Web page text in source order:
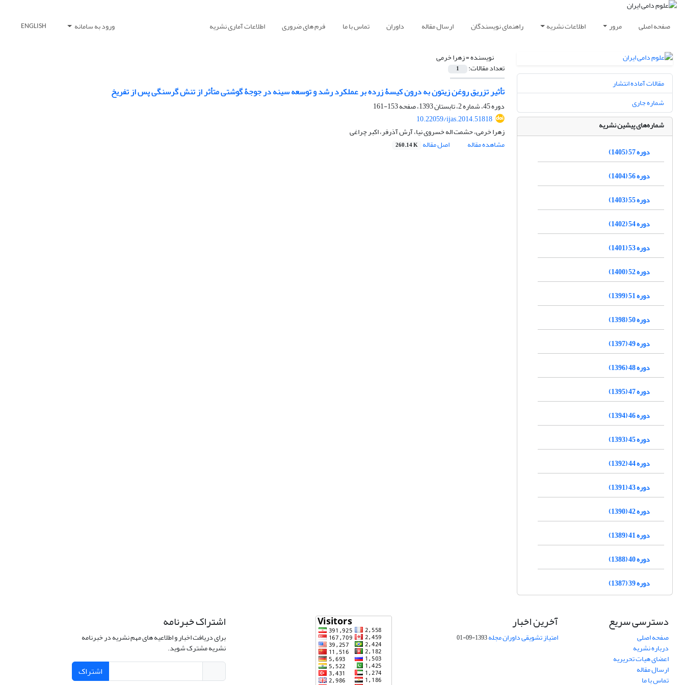
صفحه اصلی مرور اطلاعات نشریه راهنمای نویسندگان ارسال مقاله داوران تماس با ما فرم های ضروری اطلاعات آماری نشریه ورود به سامانه ENGLISH
نویسنده =زهرا خرمی
تعداد مقالات: 1
تأثیر تزریق روغن زیتون به درون کیسۀ زرده بر عملکرد رشد و توسعه سینه در جوجۀ گوشتی متأثر از تنش گرسنگی پس از تفریخ
دوره 45، شماره 2، تابستان 1393، صفحه
153-161
10.22059/ijas.2014.51818
زهرا خرمی، حشمت اله خسروی نیا، آرش آذرفر، اکبر چراغی
مشاهده مقاله
اصل مقاله 260.14 K
مقالات آماده انتشار
شماره جاری
شماره‌های پیشین نشریه
دوره 57 (1405)
دوره 56 (1404)
دوره 55 (1403)
دوره 54 (1402)
دوره 53 (1401)
دوره 52 (1400)
دوره 51 (1399)
دوره 50 (1398)
دوره 49 (1397)
دوره 48 (1396)
دوره 47 (1395)
دوره 46 (1394)
دوره 45 (1393)
دوره 44 (1392)
دوره 43 (1391)
دوره 42 (1390)
دوره 41 (1389)
دوره 40 (1388)
دوره 39 (1387)
دسترسی سریع
صفحه اصلی
درباره نشریه
اعضای هیات تحریریه
ارسال مقاله
تماس با ما
آخرین اخبار
امتیاز تشویقی داوران مجله1393-09-01
اشتراک خبرنامه
برای دریافت اخبار و اطلاعیه های مهم نشریه در خبرنامه
نشریه مشترک شوید.
اشتراک